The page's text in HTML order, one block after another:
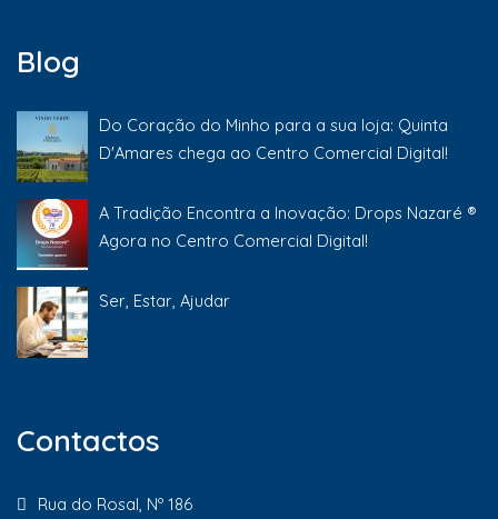
Blog
Do Coração do Minho para a sua loja: Quinta
D'Amares chega ao Centro Comercial Digital!
A Tradição Encontra a Inovação: Drops Nazaré ®
Agora no Centro Comercial Digital!
Ser, Estar, Ajudar
Contactos
Rua do Rosal, Nº 186